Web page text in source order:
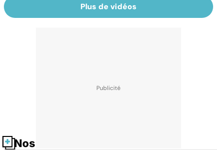
Plus de vidéos
Nos fiches santé